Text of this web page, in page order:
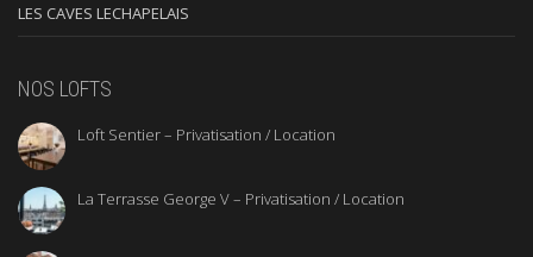
LES CAVES LECHAPELAIS
NOS LOFTS
Loft Sentier – Privatisation / Location
La Terrasse George V – Privatisation / Location